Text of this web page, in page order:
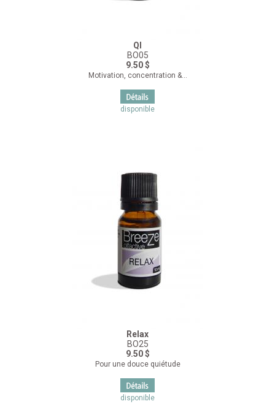
QI
BO05
9.50 $
Motivation, concentration &...
disponible
Relax
BO25
9.50 $
Pour une douce quiétude
disponible